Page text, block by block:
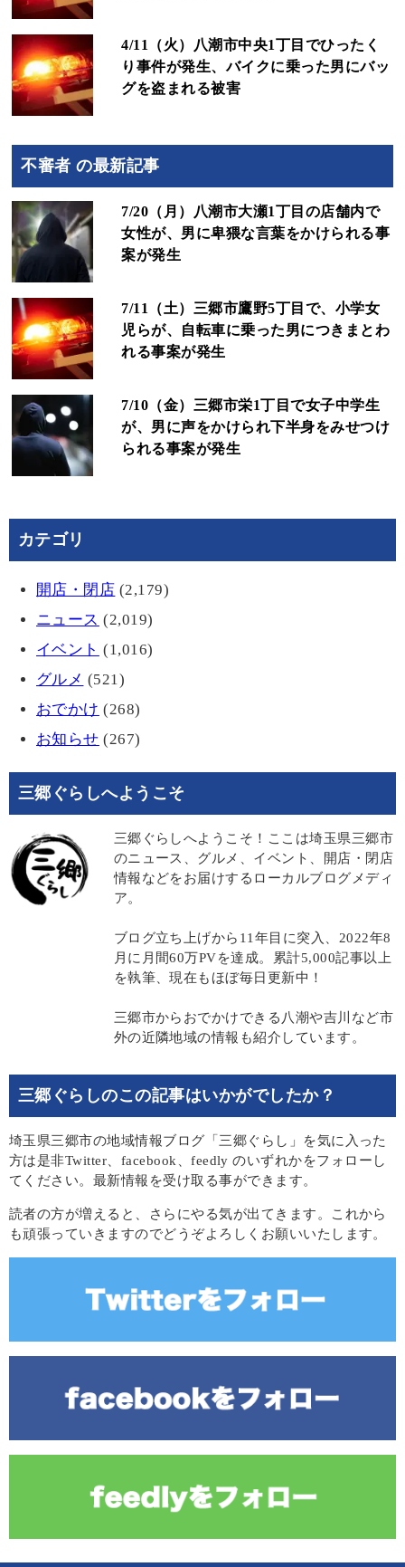
4/11（火）八潮市中央1丁目でひったく
り事件が発生、バイクに乗った男にバッ
グを盗まれる被害
不審者 の最新記事
7/20（月）八潮市大瀬1丁目の店舗内で
女性が、男に卑猥な言葉をかけられる事
案が発生
7/11（土）三郷市鷹野5丁目で、小学女
児らが、自転車に乗った男につきまとわ
れる事案が発生
7/10（金）三郷市栄1丁目で女子中学生
が、男に声をかけられ下半身をみせつけ
られる事案が発生
カテゴリ
開店・閉店 (2,179)
ニュース (2,019)
イベント (1,016)
グルメ (521)
おでかけ (268)
お知らせ (267)
三郷ぐらしへようこそ
三郷ぐらしへようこそ！ここは埼玉県三郷市
のニュース、グルメ、イベント、開店・閉店
情報などをお届けするローカルブログメディ
ア。
ブログ立ち上げから11年目に突入、2022年8
月に月間60万PVを達成。累計5,000記事以上
を執筆、現在もほぼ毎日更新中！
三郷市からおでかけできる八潮や吉川など市
外の近隣地域の情報も紹介しています。
三郷ぐらしのこの記事はいかがでしたか？
埼玉県三郷市の地域情報ブログ「三郷ぐらし」を気に入った
方は是非Twitter、facebook、feedly のいずれかをフォローし
てください。最新情報を受け取る事ができます。
読者の方が増えると、さらにやる気が出てきます。これから
も頑張っていきますのでどうぞよろしくお願いいたします。